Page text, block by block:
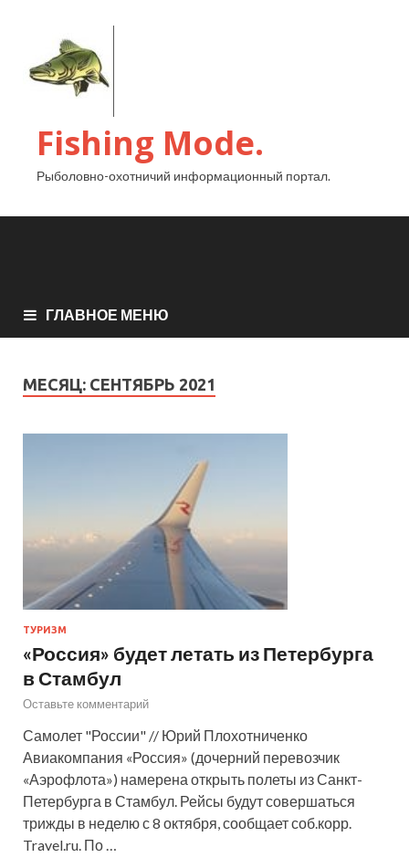
Fishing Mode.
Рыболовно-охотничий информационный портал.
ГЛАВНОЕ МЕНЮ
МЕСЯЦ: СЕНТЯБРЬ 2021
ТУРИЗМ
«Россия» будет летать из Петербурга
в Стамбул
Оставьте комментарий
Самолет "России" // Юрий Плохотниченко
Авиакомпания «Россия» (дочерний перевозчик
«Аэрофлота») намерена открыть полеты из Санкт-
Петербурга в Стамбул. Рейсы будут совершаться
трижды в неделю с 8 октября, сообщает соб.корр.
Travel.ru. По …